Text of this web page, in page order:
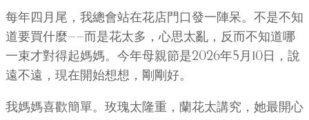
每年四月尾，我總會站在花店門口發一陣呆。不是不知
道要買什麼——而是花太多，心思太亂，反而不知道哪
一束才對得起媽媽。今年母親節是2026年5月10日，說
遠不遠，現在開始想想，剛剛好。
我媽媽喜歡簡單。玫瑰太隆重，蘭花太講究，她最開心